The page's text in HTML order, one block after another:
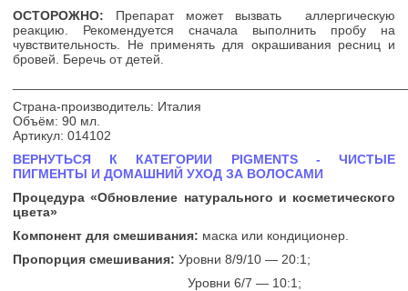
ОСТОРОЖНО: Препарат может вызвать аллергическую
реакцию. Рекомендуется сначала выполнить пробу на
чувствительность. Не применять для окрашивания ресниц и
бровей. Беречь от детей.
Страна-производитель: Италия
Объём: 90 мл.
Артикул: 014102
ВЕРНУТЬСЯ К КАТЕГОРИИ PIGMENTS - ЧИСТЫЕ
ПИГМЕНТЫ И ДОМАШНИЙ УХОД ЗА ВОЛОСАМИ
Процедура «Обновление натурального и косметического
цвета»
Компонент для смешивания: маска или кондиционер.
Пропорция смешивания: Уровни 8/9/10 — 20:1;
Уровни 6/7 — 10:1;